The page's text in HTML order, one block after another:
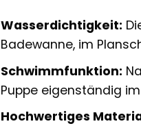
Wasserdichtigkeit:
Badewanne, im
Schwimmfunktion:
Puppe eigenständig
Hochwertiges